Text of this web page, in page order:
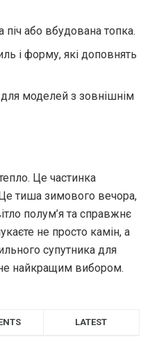
або вбудована топка.
і форму, які доповнять
моделей з зовнішнім
Це частинка
тиша зимового вечора,
полум’я та справжнє
не просто камін, а
супутника для
найкращим вибором.
LATEST